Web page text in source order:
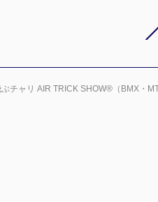
チャリ AIR TRICK SHOW®（BMX・